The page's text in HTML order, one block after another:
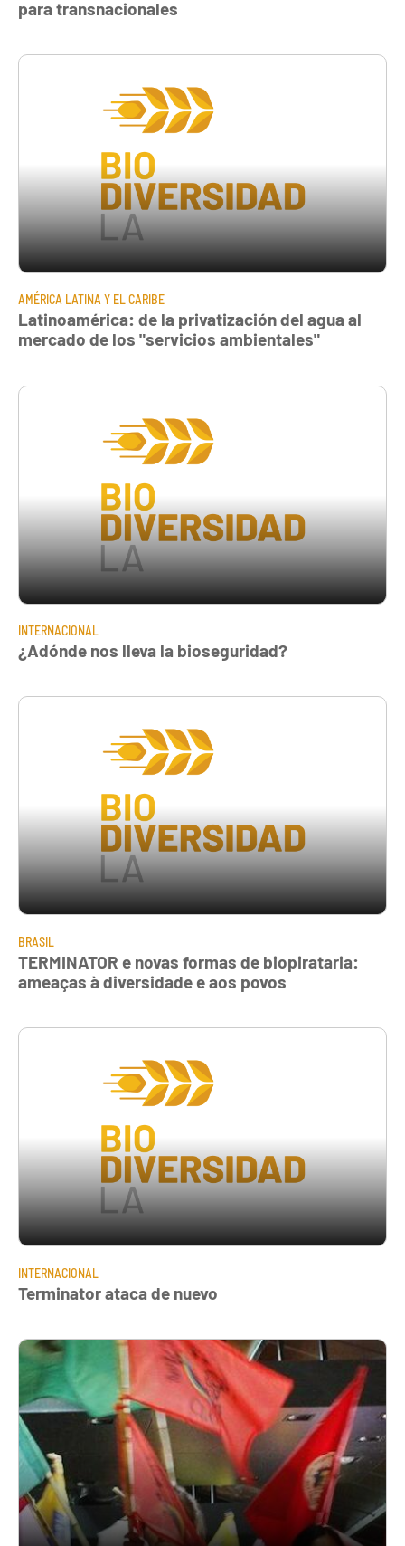
para transnacionales
AMÉRICA LATINA Y EL CARIBE
Latinoamérica: de la privatización del agua al
mercado de los "servicios ambientales"
INTERNACIONAL
¿Adónde nos lleva la bioseguridad?
BRASIL
TERMINATOR e novas formas de biopirataria:
ameaças à diversidade e aos povos
INTERNACIONAL
Terminator ataca de nuevo